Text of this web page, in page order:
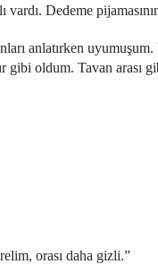
Dedeme
anlatırken
gibi oldum. Tavan
orası daha gizli.”